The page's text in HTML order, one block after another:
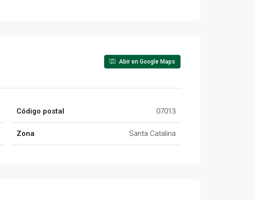
Abir en Google Maps
Código postal 07013
Zona Santa Catalina